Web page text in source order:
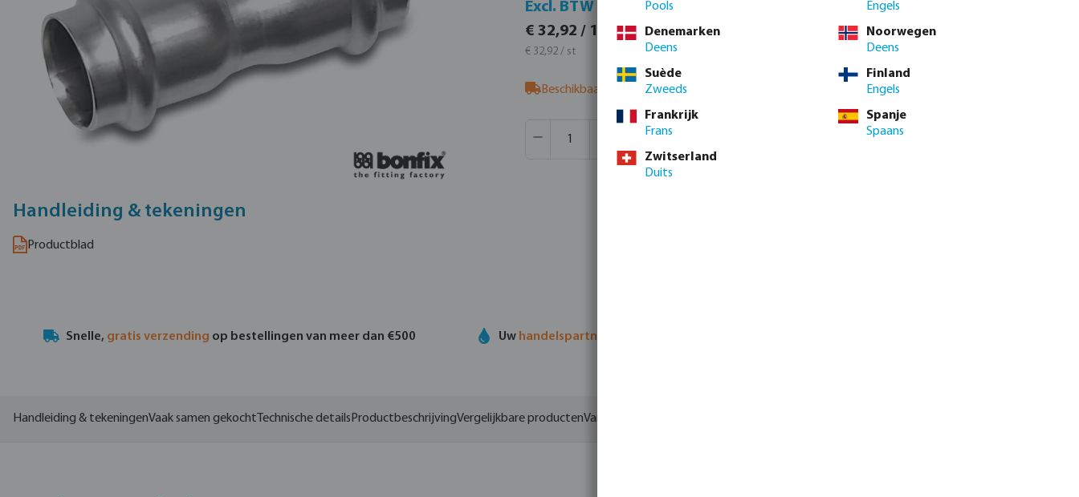
Handleiding & tekeningen
Productblad
Excl. BTW
€ 32,92 / 1 st
€ 32,92 / st
Incl. BTW
€ 39,83 / 1 st
€ 39,83 / st
Beschikbaar bij leverancier- neem contact op met het verkoopteam
Producthoeveelheid: Voer de gewenste hoeveelheid in of gebruik de knoppen om de
Verpakt per:
MSQ:
1 st
Voeg toe aan winkelmandje
Snelle, gratis verzending op bestellingen van meer dan €500 Uw handelspartner
Handleiding & tekeningenVaak samen gekocht Technische details ProductbeschrijvingVergelijkbare productenVarianten
Pools
Engels
Denemarken
Deens
Noorwegen
Deens
Suède
Zweeds
Finland
Engels
Frankrijk
Frans
Spanje
Spaans
Zwitserland
Duits